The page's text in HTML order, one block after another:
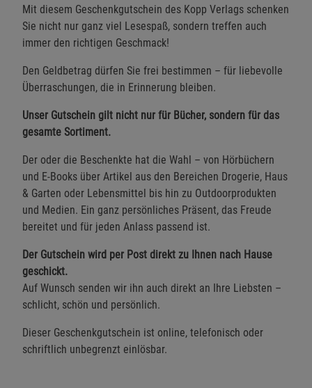
Mit diesem Geschenkgutschein des Kopp Verlags schenken
Sie nicht nur ganz viel Lesespaß, sondern treffen auch
immer den richtigen Geschmack!
Den Geldbetrag dürfen Sie frei bestimmen – für liebevolle
Überraschungen, die in Erinnerung bleiben.
Unser Gutschein gilt nicht nur für Bücher, sondern für das
gesamte Sortiment.
Der oder die Beschenkte hat die Wahl – von Hörbüchern
und E-Books über Artikel aus den Bereichen Drogerie, Haus
& Garten oder Lebensmittel bis hin zu Outdoorprodukten
und Medien. Ein ganz persönliches Präsent, das Freude
bereitet und für jeden Anlass passend ist.
Der Gutschein wird per Post direkt zu Ihnen nach Hause
geschickt.
Auf Wunsch senden wir ihn auch direkt an Ihre Liebsten –
schlicht, schön und persönlich.
Dieser Geschenkgutschein ist online, telefonisch oder
schriftlich unbegrenzt einlösbar.